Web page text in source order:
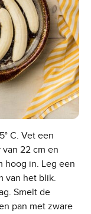
C. Vet een
22 cm en
hoog in. Leg een
van het blik.
Smelt de
pan met zware